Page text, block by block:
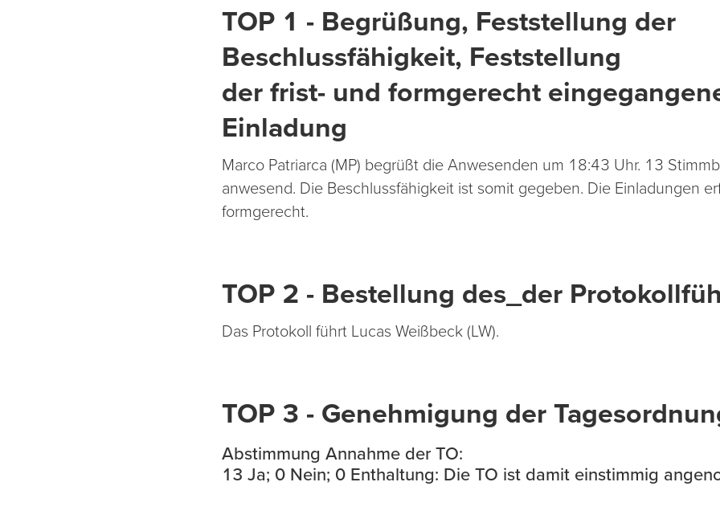
TOP 1 - Begrüßung, Feststellung der
Beschlussfähigkeit, Feststellung
der frist- und formgerecht
Einladung
Marco Patriarca (MP) begrüßt die Anwesenden um 18:43 Uhr. 13
anwesend. Die Beschlussfähigkeit ist somit gegeben. Die Einladungen
formgerecht.
TOP 2 - Bestellung des_der
Das Protokoll führt Lucas Weißbeck (LW).
TOP 3 - Genehmigung der
Abstimmung Annahme der TO:
13 Ja; 0 Nein; 0 Enthaltung: Die TO ist damit einstimmig